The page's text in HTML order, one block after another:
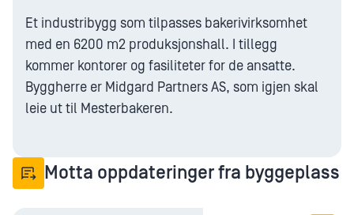
Et industribygg som tilpasses bakerivirksomhet
med en 6200 m2 produksjonshall. I tillegg
kommer kontorer og fasiliteter for de ansatte.
Byggherre er Midgard Partners AS, som igjen skal
leie ut til Mesterbakeren.
Motta oppdateringer fra byggeplass